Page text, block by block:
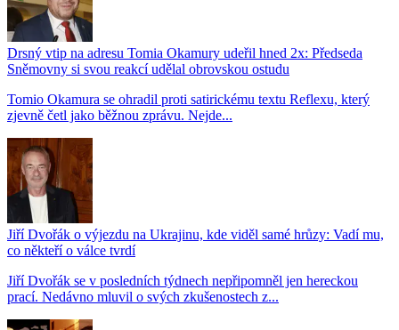
Drsný vtip na adresu Tomia Okamury udeřil hned 2x: Předseda
Sněmovny si svou reakcí udělal obrovskou ostudu
Tomio Okamura se ohradil proti satirickému textu Reflexu, který
zjevně četl jako běžnou zprávu. Nejde...
Jiří Dvořák o výjezdu na Ukrajinu, kde viděl samé hrůzy: Vadí mu,
co někteří o válce tvrdí
Jiří Dvořák se v posledních týdnech nepřipomněl jen hereckou
prací. Nedávno mluvil o svých zkušenostech z...